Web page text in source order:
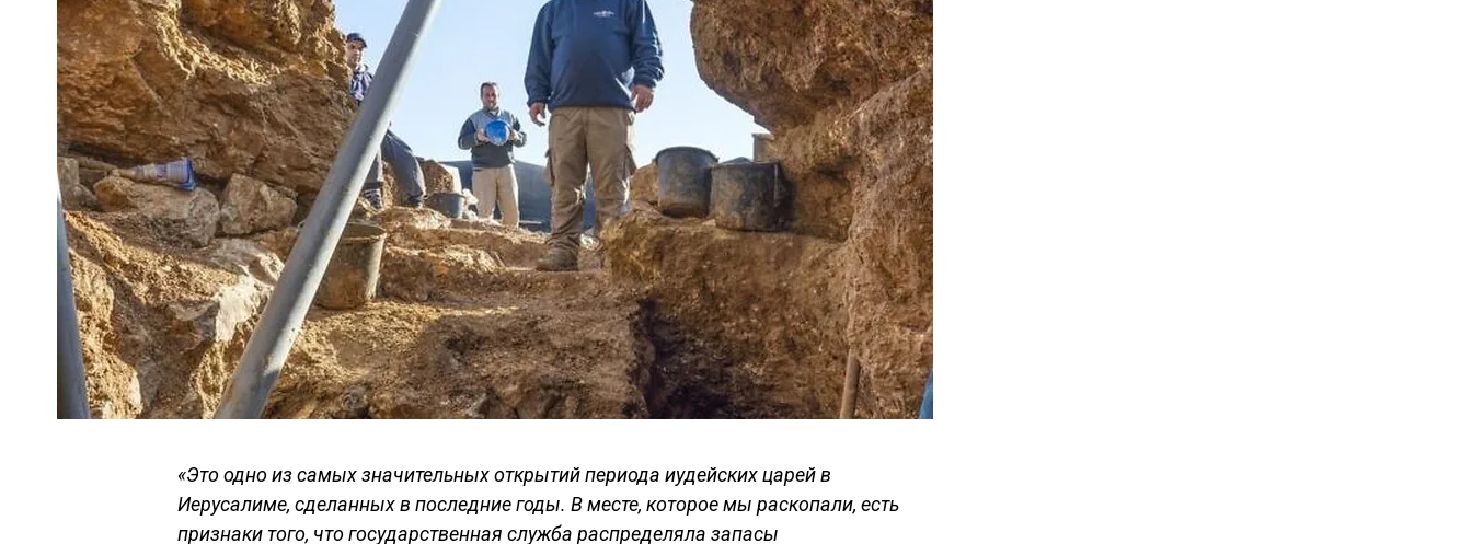
«Это одно из самых значительных открытий периода иудейских царей в
Иерусалиме, сделанных в последние годы. В месте, которое мы раскопали, есть
признаки того, что государственная служба распределяла запасы